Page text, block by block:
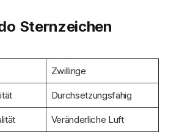
Sternzeichen
Zwillinge
Durchsetzungsfähig
Veränderliche Luft